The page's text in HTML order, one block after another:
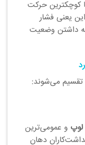
کوچکترین حرکت
یعنی فشار
داشتن وضعیت
تقسیم می‌شوند:
و عمومی‌ترین
دهان